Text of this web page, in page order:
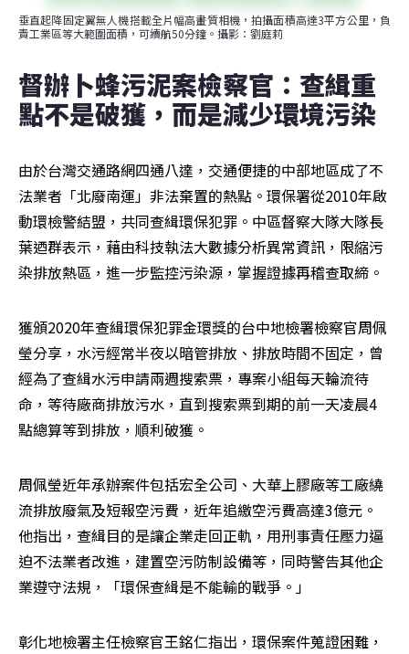
垂直起降固定翼無人機搭載全片幅高畫質相機，拍攝面積高達3平方公里，負
責工業區等大範圍面積，可續航50分鐘。攝影：劉庭莉
督辦卜蜂污泥案檢察官：查緝重
點不是破獲，而是減少環境污染
由於台灣交通路網四通八達，交通便捷的中部地區成了不
法業者「北廢南運」非法棄置的熱點。環保署從2010年啟
動環檢警結盟，共同查緝環保犯罪。中區督察大隊大隊長
葉迺群表示，藉由科技執法大數據分析異常資訊，限縮污
染排放熱區，進一步監控污染源，掌握證據再稽查取締。
獲頒2020年查緝環保犯罪金環獎的台中地檢署檢察官周佩
瑩分享，水污經常半夜以暗管排放、排放時間不固定，曾
經為了查緝水污申請兩週搜索票，專案小組每天輪流待
命，等待廠商排放污水，直到搜索票到期的前一天凌晨4
點總算等到排放，順利破獲。
周佩瑩近年承辦案件包括宏全公司、大華上膠廠等工廠繞
流排放廢氣及短報空污費，近年追繳空污費高達3億元。
他指出，查緝目的是讓企業走回正軌，用刑事責任壓力逼
迫不法業者改進，建置空污防制設備等，同時警告其他企
業遵守法規，「環保查緝是不能輸的戰爭。」
彰化地檢署主任檢察官王銘仁指出，環保案件蒐證困難，